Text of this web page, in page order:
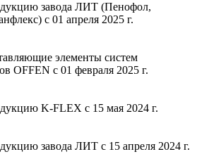
завода ЛИТ (Пенофол,
с 01 апреля 2025 г.
элементы систем
OFFEN с 01 февраля 2025 г.
K-FLEX с 15 мая 2024 г.
завода ЛИТ с 15 апреля 2024 г.